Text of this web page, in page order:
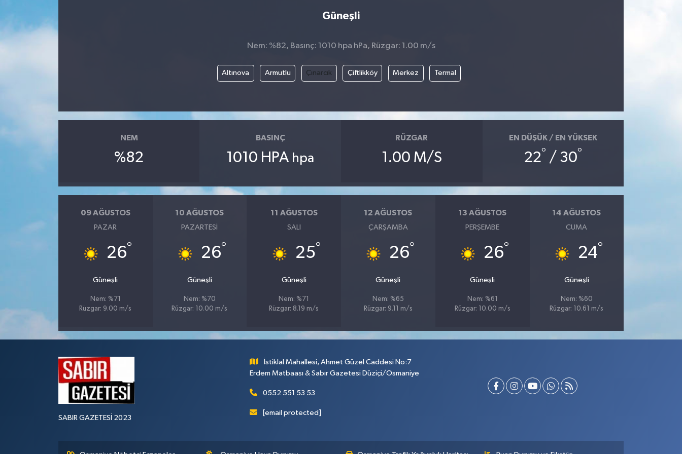
Güneşli
Nem: %82, Basınç: 1010 hpa hPa, Rüzgar: 1.00 m/s
Altınova Armutlu Çınarcık Çiftlikköy Merkez Termal
NEM
%82
BASINÇ
1010 HPA hpa
RÜZGAR
1.00 M/S
EN DÜŞÜK / EN YÜKSEK
22° / 30°
09 AĞUSTOS
PAZAR
26°
Güneşli
Nem: %71
Rüzgar: 9.00 m/s
10 AĞUSTOS
PAZARTESI
26°
Güneşli
Nem: %70
Rüzgar: 10.00 m/s
11 AĞUSTOS
SALI
25°
Güneşli
Nem: %71
Rüzgar: 8.19 m/s
12 AĞUSTOS
ÇARŞAMBA
26°
Güneşli
Nem: %65
Rüzgar: 9.11 m/s
13 AĞUSTOS
PERŞEMBE
26°
Güneşli
Nem: %61
Rüzgar: 10.00 m/s
14 AĞUSTOS
CUMA
24°
Güneşli
Nem: %60
Rüzgar: 10.61 m/s
SABIR GAZETESİ 2023
İstiklal Mahallesi, Ahmet Güzel Caddesi No:7
Erdem Matbaası & Sabır Gazetesi Düziçi/Osmaniye
0552 551 53 53
[email protected]